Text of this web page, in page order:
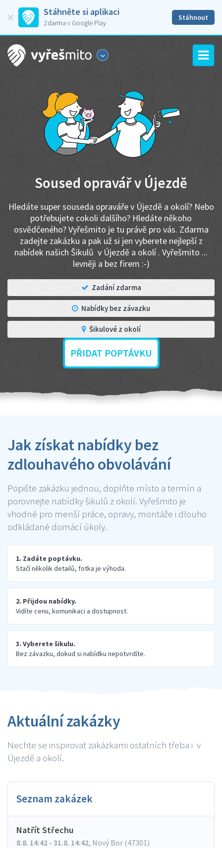
Stáhněte si aplikaci
Zdarma v Google Play
Stáhnout
Soused opravář v Újezdě
Hledáte super souseda opraváře v Újezdě a okolí? Nebo
potřebujete cokoli dalšího? Hledáte někoho
osvědčeného? Vyřešmito je tu právě pro vás. Zdarma
zadejte zakázku a pak už si jen vyberete nejlepší z
nabídek našich Šikulů v Újezdě a okolí . Vyřešmito ...
levněji a bez firem :-)
Zadání zdarma
Nabídky bez závazku
Šikulové z okolí
PŘIDAT POPTÁVKU
Jak získat nabídky bez
zdlouhavého obvolávání
Popište zakázku jednou, doplňte místo a termín a
porovnejte nabídky šikulů z okolí. Vyřešmito je
vhodné pro menší práce, opravy, montáže i dlouho
odkládané domácí úkoly.
1. Zadáte poptávku.
Stačí několik detailů, fotka je výhoda.
2. Přijdou nabídky.
Vidíte cenu, komunikaci a dostupnost.
3. Vyberete šikulu.
Bez závazku, dokud si nabídku nepotvrdíte.
Aktuální zakázky
Nechte se inspirovat zakázkami ostatních třeba i v
Újezdě a okolí.
Seznam zakázek
Natřít Střechu
8.8. 14:42 - 31.8. 14:42, Nový Bor (47301)